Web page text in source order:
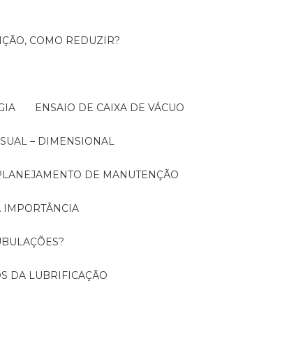
COMO REDUZIR?
ENSAIO DE CAIXA DE VÁCUO
– DIMENSIONAL
DE MANUTENÇÃO
IMPORTÂNCIA
DA LUBRIFICAÇÃO